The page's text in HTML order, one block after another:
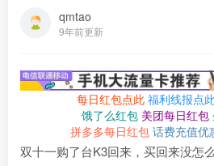
qmtao
9年前更新
每日红包点此 福利线报点
饿了么红包 美团每日红包
拼多多每日红包 话费充值优
双十一购了台K3回来，买回来没怎